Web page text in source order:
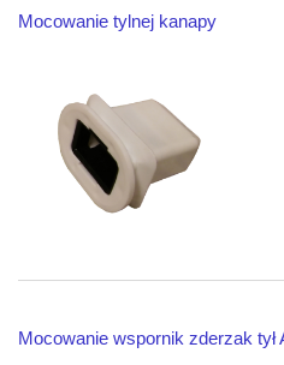
Mocowanie tylnej kanapy
Mocowanie wspornik zderzak tył